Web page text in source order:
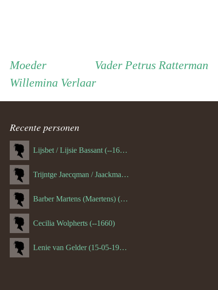
Persoon
ouder
navigatie
Vader Vader
Petrus Ratterman
MoederMoeder
Willemina Verlaar
Recente personen
Lijsbet / Lijsie Bassant (--1687)
Trijntge Jaecqman / Jaackman (--1651)
Barber Martens (Maertens) (--1658)
Cecilia Wolpherts (--1660)
Lenie van Gelder (15-05-1970)